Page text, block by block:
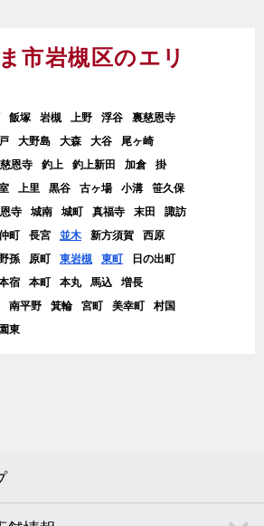
市岩槻区のエリ
飯塚 岩槻 上野 浮谷 裏慈恩寺
大野島 大森 大谷
尾ヶ崎
恩寺 釣上 釣上新田 加倉 掛
上里 黒谷 古ヶ場 小溝 笹久保
寺 城南 城町 真福寺 末田
諏訪
町 長宮 並木 新方須賀 西原
孫 原町 東岩槻 東町
日の出町
宿 本町 本丸 馬込 増長
南平野 箕輪 宮町 美幸町 村国
東